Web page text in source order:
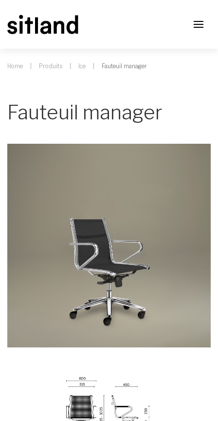
Home Produits Ice Fauteuil manager
Fauteuil manager